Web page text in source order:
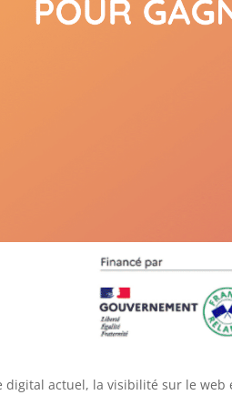
digital actuel, la visibilité sur le